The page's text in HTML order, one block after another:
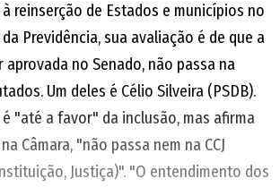
reinserção de Estados e municípios no
Previdência, sua avaliação é de que a
aprovada no Senado, não passa na
Um deles é Célio Silveira (PSDB).
"até a favor" da inclusão, mas afirma
Câmara, "não passa nem na CCJ
Justiça)". "O entendimento dos